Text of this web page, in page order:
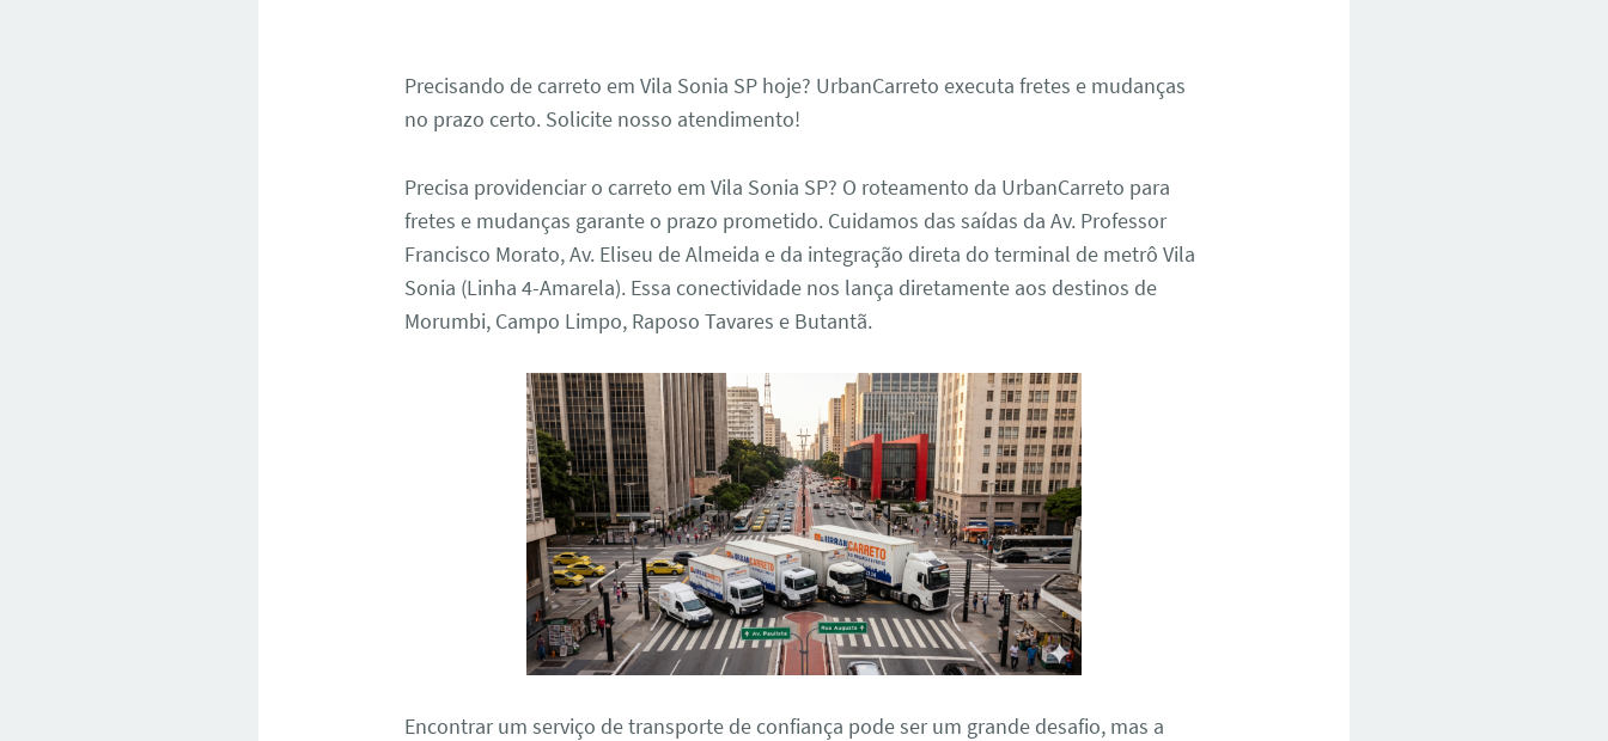
Precisando de carreto em Vila Sonia SP hoje? UrbanCarreto executa fretes e mudanças
no prazo certo. Solicite nosso atendimento!
Precisa providenciar o carreto em Vila Sonia SP? O roteamento da UrbanCarreto para
fretes e mudanças garante o prazo prometido. Cuidamos das saídas da Av. Professor
Francisco Morato, Av. Eliseu de Almeida e da integração direta do terminal de metrô Vila
Sonia (Linha 4-Amarela). Essa conectividade nos lança diretamente aos destinos de
Morumbi, Campo Limpo, Raposo Tavares e Butantã.
Encontrar um serviço de transporte de confiança pode ser um grande desafio, mas a